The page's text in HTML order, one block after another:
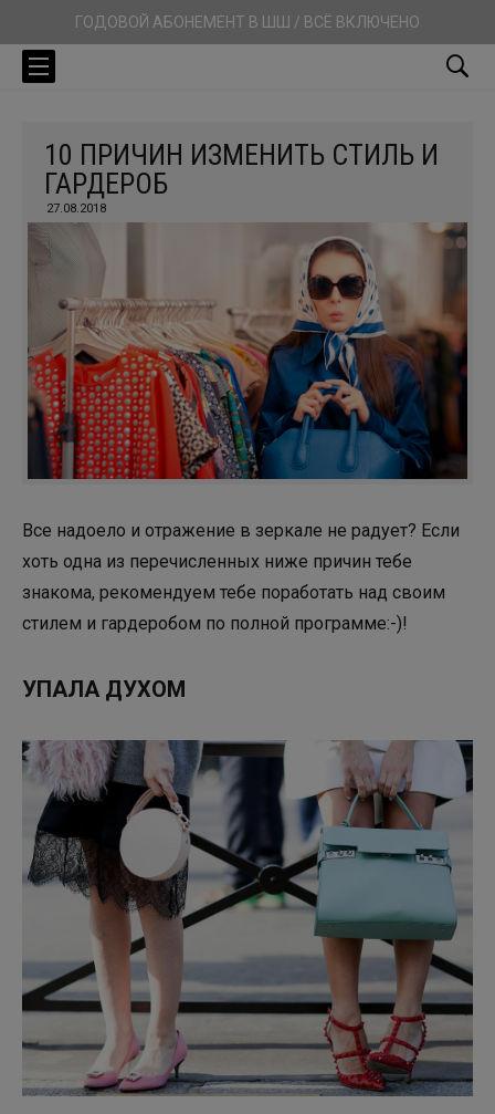
ГОДОВОЙ АБОНЕМЕНТ В ШШ / ВСЁ ВКЛЮЧЕНО
10 ПРИЧИН ИЗМЕНИТЬ СТИЛЬ И
ГАРДЕРОБ
27.08.2018
Все надоело и отражение в зеркале не радует? Если
хоть одна из перечисленных ниже причин тебе
знакома, рекомендуем тебе поработать над своим
стилем и гардеробом по полной программе:-)!
УПАЛА ДУХОМ